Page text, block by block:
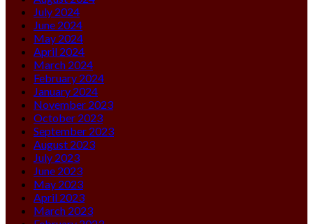
July 2024
June 2024
May 2024
April 2024
March 2024
February 2024
January 2024
November 2023
October 2023
September 2023
August 2023
July 2023
June 2023
May 2023
April 2023
March 2023